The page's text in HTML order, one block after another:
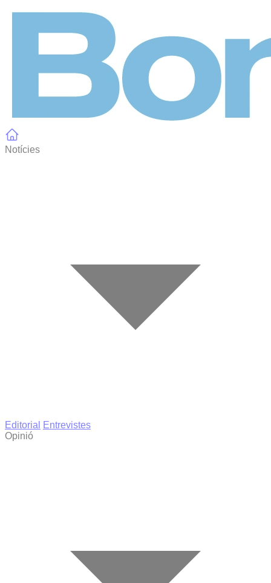
Notícies
Editorial
Entrevistes
Opinió